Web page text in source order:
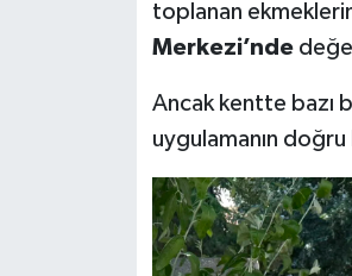
toplanan
Merkezi’nde
Ancak kentte bazı
uygulamanın doğru